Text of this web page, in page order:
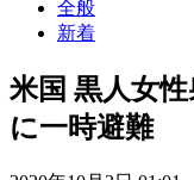
全般
新着
米国 黒人女
に一時避難